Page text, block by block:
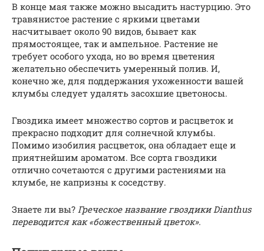
В конце мая также можно высадить настурцию. Это
травянистое растение с яркими цветами
насчитывает около 90 видов, бывает как
прямостоящее, так и ампельное. Растение не
требует особого ухода, но во время цветения
желательно обеспечить умеренный полив. И,
конечно же, для поддержания ухоженности вашей
клумбы следует удалять засохшие цветоносы.
Гвоздика имеет множество сортов и расцветок и
прекрасно подходит для солнечной клумбы.
Помимо изобилия расцветок, она обладает еще и
приятнейшим ароматом. Все сорта гвоздики
отлично сочетаются с другими растениями на
клумбе, не капризны к соседству.
Знаете ли вы? Греческое название гвоздики Dianthus
переводится как «божественный цветок».